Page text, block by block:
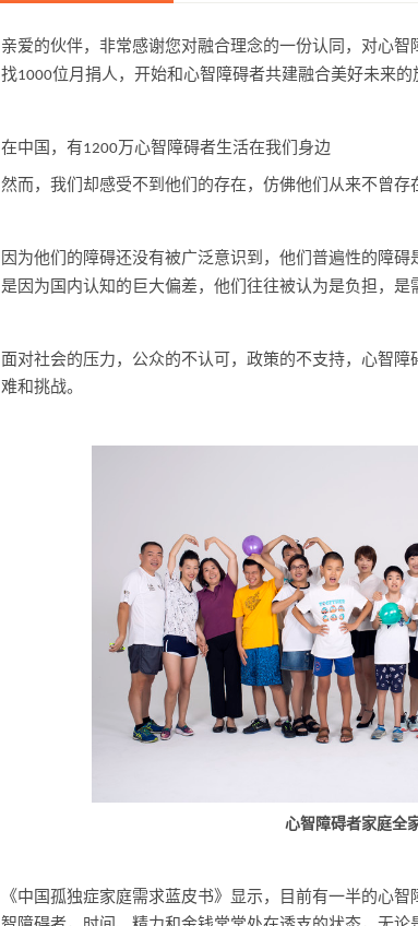
亲爱的伙伴，非常感谢您对融合理念的一份认同，对心
找1000位月捐人，开始和心智障碍者共建融合美好未来的
在中国，有1200 万心智障碍者生活在我们身边
然而，我们却感受不到他们的存在，仿佛他们从来不曾存
因为他们的障碍还没有被广泛意识到，他们普遍性的障碍
是因为国内认知的巨大偏差，他们往往被认为是负担，是
面对社会的压力，公众的不认可，政策的不支持，心智
难和挑战。
心智障碍者家庭全
《中国孤独症家庭需求蓝皮书》显示，目前有一半的心